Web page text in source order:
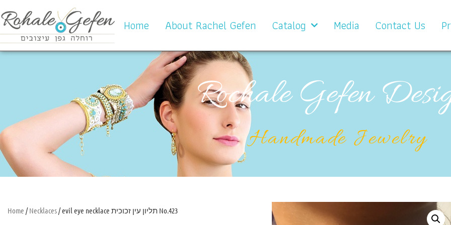
Home About Rachel Gefen Catalog Media Contact Us
Rochale Gefen
Handmade Jewelry
Home /Necklaces / evil eye necklace תליון עין זכוכית No.423